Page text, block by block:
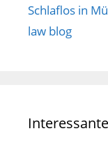
Schlaflos in
law blog